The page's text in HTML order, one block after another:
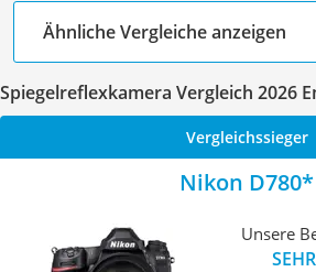
Ähnliche Vergleiche anzeigen
Spiegelreflexkamera Vergleich 2026
Vergleichssieger
Nikon D780
Unsere